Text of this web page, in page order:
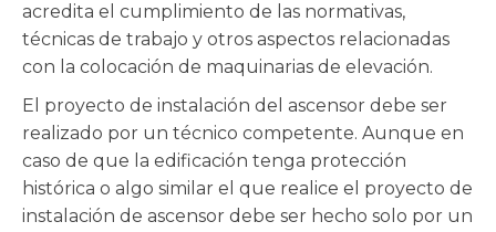
acredita el cumplimiento de las normativas,
técnicas de trabajo y otros aspectos relacionadas
con la colocación de maquinarias de elevación.
El proyecto de instalación del ascensor debe ser
realizado por un técnico competente. Aunque en
caso de que la edificación tenga protección
histórica o algo similar el que realice el proyecto de
instalación de ascensor debe ser hecho solo por un